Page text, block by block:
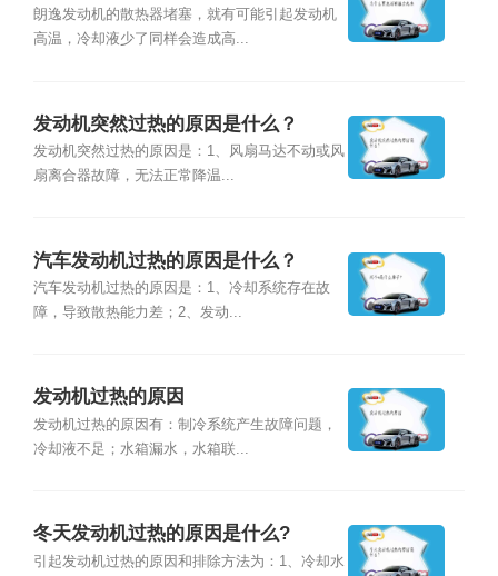
朗逸发动机的散热器堵塞，就有可能引起发动机
高温，冷却液少了同样会造成高...
发动机突然过热的原因是什么？
发动机突然过热的原因是：1、风扇马达不动或风
扇离合器故障，无法正常降温...
汽车发动机过热的原因是什么？
汽车发动机过热的原因是：1、冷却系统存在故
障，导致散热能力差；2、发动...
发动机过热的原因
发动机过热的原因有：制冷系统产生故障问题，
冷却液不足；水箱漏水，水箱联...
冬天发动机过热的原因是什么?
引起发动机过热的原因和排除方法为：1、冷却水